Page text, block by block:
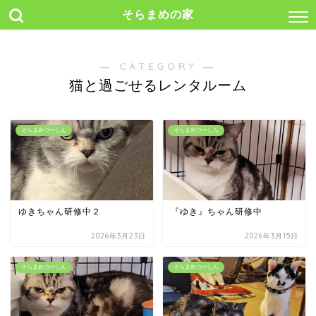
そらまめの家
― CATEGORY ―
猫と過ごせるレンタルーム
そらまめつーしん
ゆきちゃん研修中２
2026年3月23日
そらまめつーしん
『ゆき』ちゃん研修中
2026年3月15日
そらまめつーしん そらまめつーしん